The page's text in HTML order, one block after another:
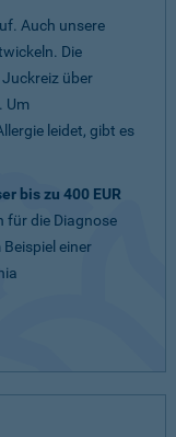
Auch unsere
Die
über
Um
leidet, gibt es
bis zu 400 EUR
für die Diagnose
einer